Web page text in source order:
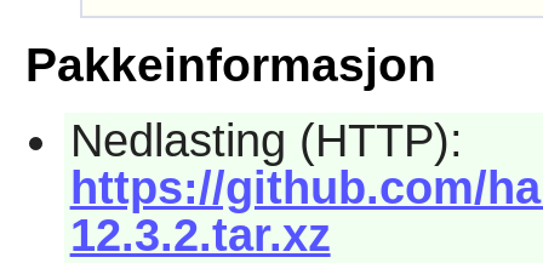
Pakkeinformasjon
Nedlasting (HTTP):
https://github.com/
12.3.2.tar.xz